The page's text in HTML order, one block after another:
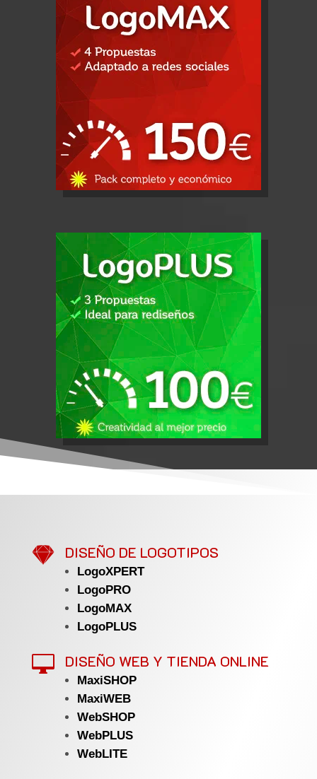
 DISEÑO DE LOGOTIPOS
LogoXPERT
LogoPRO
LogoMAX
LogoPLUS
 DISEÑO WEB Y TIENDA ONLINE
MaxiSHOP
MaxiWEB
WebSHOP
WebPLUS
WebLITE